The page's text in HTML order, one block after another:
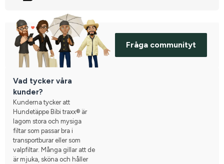
Fråga communityt
Vad tycker våra
kunder?
Kunderna tycker att
Hundetäppe Bibi traxx® är
lagom stora och mysiga
filtar som passar bra i
transportburar eller som
valpfiltar. Många gillar att de
är mjuka, sköna och håller